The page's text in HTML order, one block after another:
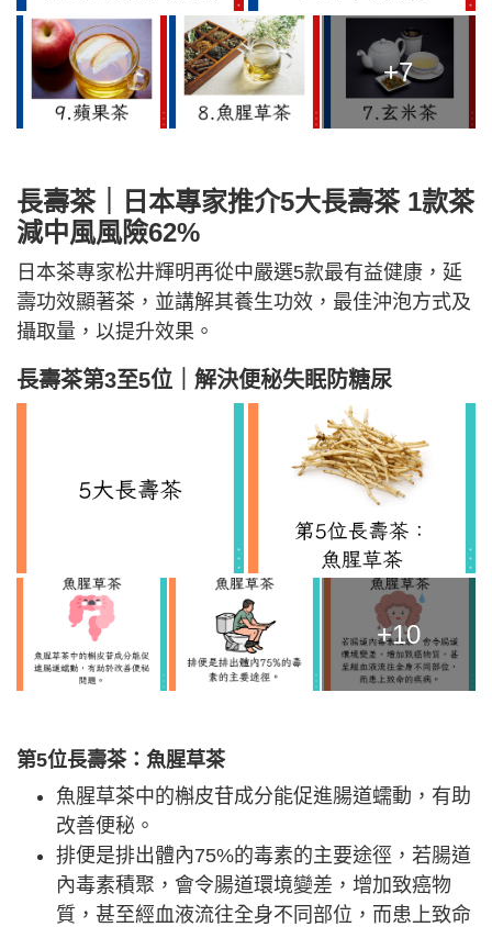
+7
長壽茶｜日本專家推介5大長壽茶 1款茶
減中風風險62%
日本茶專家松井輝明再從中嚴選5款最有益健康，延
壽功效顯著茶，並講解其養生功效，最佳沖泡方式及
攝取量，以提升效果。
長壽茶第3至5位｜解決便秘失眠防糖尿
+10
第5位長壽茶：魚腥草茶
魚腥草茶中的槲皮苷成分能促進腸道蠕動，有助
改善便秘。
排便是排出體內75%的毒素的主要途徑，若腸道
內毒素積聚，會令腸道環境變差，增加致癌物
質，甚至經血液流往全身不同部位，而患上致命